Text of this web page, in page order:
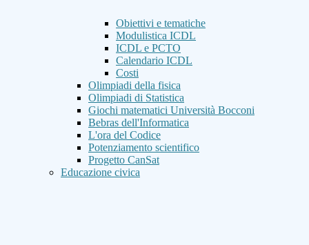
Obiettivi e tematiche
Modulistica ICDL
ICDL e PCTO
Calendario ICDL
Costi
Olimpiadi della fisica
Olimpiadi di Statistica
Giochi matematici Università Bocconi
Bebras dell'Informatica
L'ora del Codice
Potenziamento scientifico
Progetto CanSat
Educazione civica